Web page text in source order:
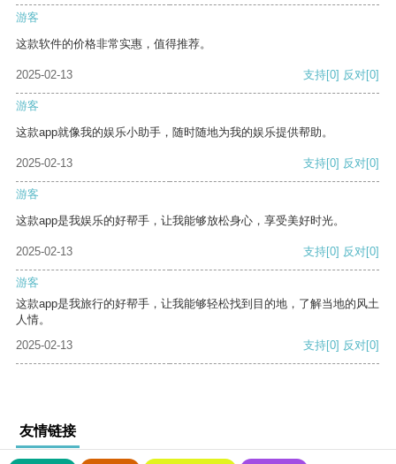
游客
这款软件的价格非常实惠，值得推荐。
2025-02-13 支持[0] 反对[0]
游客
这款app就像我的娱乐小助手，随时随地为我的娱乐提供帮助。
2025-02-13 支持[0] 反对[0]
游客
这款app是我娱乐的好帮手，让我能够放松身心，享受美好时光。
2025-02-13 支持[0] 反对[0]
游客
这款app是我旅行的好帮手，让我能够轻松找到目的地，了解当地的风土
人情。
2025-02-13
支持[0] 反对[0]
友情链接